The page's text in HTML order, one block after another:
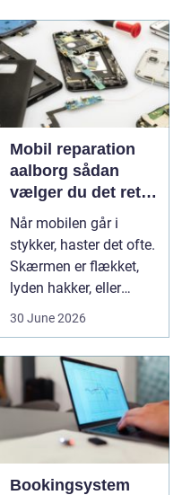
Mobil reparation
aalborg sådan
vælger du det rette
værksted
Når mobilen går i
stykker, haster det ofte.
Skærmen er flækket,
lyden hakker, eller
30 June 2026
Bookingsystem